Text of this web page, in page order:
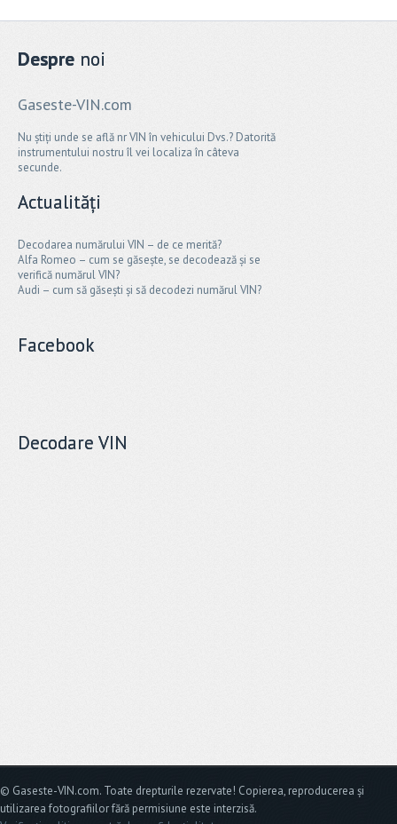
Despre noi
Gaseste-VIN.com
Nu știți unde se află nr VIN în vehicului Dvs.? Datorită
instrumentului nostru îl vei localiza în câteva
secunde.
Actualități
Decodarea numărului VIN – de ce merită?
Alfa Romeo – cum se găsește, se decodează și se
verifică numărul VIN?
Audi – cum să găsești și să decodezi numărul VIN?
Facebook
Decodare VIN
© Gaseste-VIN.com. Toate drepturile rezervate! Copierea, reproducerea și
utilizarea fotografiilor fără permisiune este interzisă.